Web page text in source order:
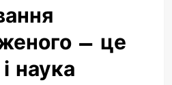
– це
наука